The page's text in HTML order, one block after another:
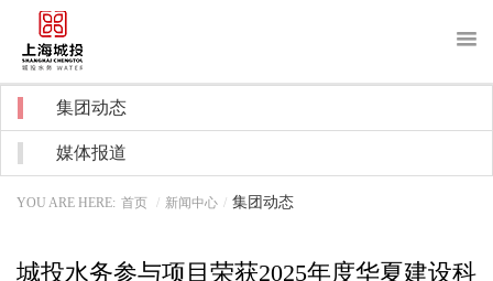
关于我们
新闻中心
招贤纳士 Recruitment
集团动态
媒体报道
YOU ARE HERE: 首页 / 新闻中心 / 集团动态
城投水务参与项目荣获2025年度华夏建设科